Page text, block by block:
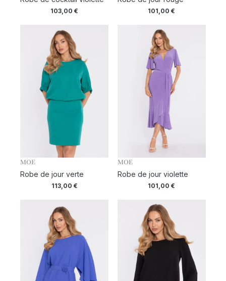
103,00€ 101,00€
MOE
Robe de jour verte
113,00 €
MOE
Robe de jour violette
101,00€